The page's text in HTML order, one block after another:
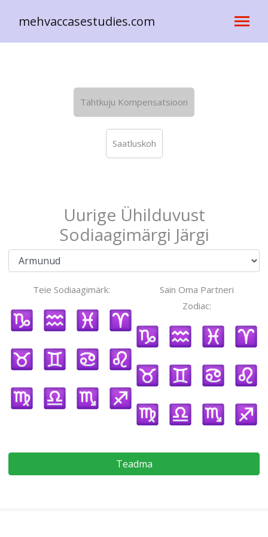
mehvaccasestudies.com
Tähtkuju Kompensatsioon
Saatluskoh
Uurige Ühilduvust
Sodiaagimärgi Järgi
Teie Sodiaagimärk:
Sain Oma Partneri
Zodiac:
Teadma